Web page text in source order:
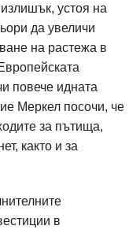
устоя на
да увеличи
на растежа в
повече идната
Меркел посочи, че
за пътища,
както и за
в